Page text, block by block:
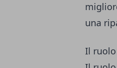
una
Il ruolo